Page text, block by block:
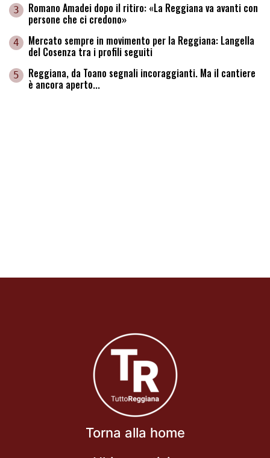
3 Romano Amadei dopo il ritiro: «La Reggiana va avanti con
persone che ci credono»
4 Mercato sempre in movimento per la Reggiana: Langella
del Cosenza tra i profili seguiti
5 Reggiana, da Toano segnali incoraggianti. Ma il cantiere
è ancora aperto...
Torna alla home